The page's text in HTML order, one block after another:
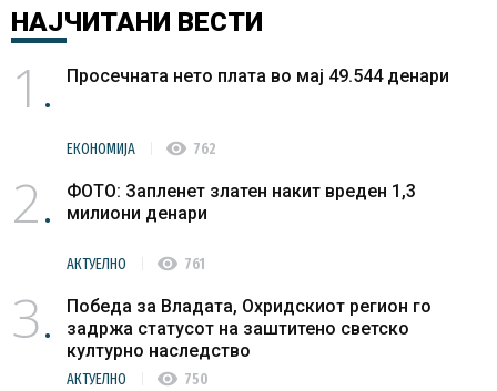
НАЈЧИТАНИ ВЕСТИ
1 Просечната нето плата во мај 49.544 денари
ЕКОНОМИЈА visibility 762
2
ФОТО: Запленет златен накит вреден 1,3
милиони денари
АКТУЕЛНО visibility 761
3
Победа за Владата, Охридскиот регион го
задржа статусот на заштитено светско
културно наследство
АКТУЕЛНО visibility 750